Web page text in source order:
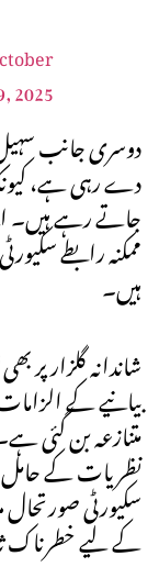
2025
دوسری جانب سہیل
دے رہی ہے،
جاتے رہے ہیں۔
ممکنہ رابطے
ہیں۔
شاندانہ گلزار
بیانیے کے
متنازعہ بن گئی
نظریات کے حامل
سکیورٹی
کے لیے خطرناک